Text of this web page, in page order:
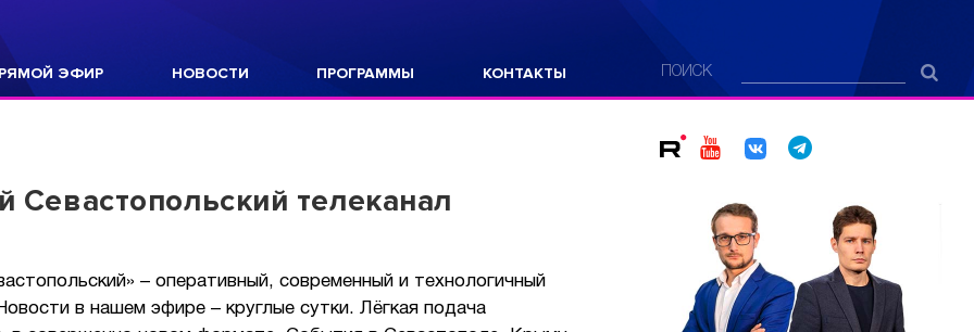
ЭФИР НОВОСТИ ПРОГРАММЫ КОНТАКТЫ ПОИСК
Севастопольский телеканал
– оперативный, современный и технологичный
в нашем эфире – круглые сутки. Лёгкая подача